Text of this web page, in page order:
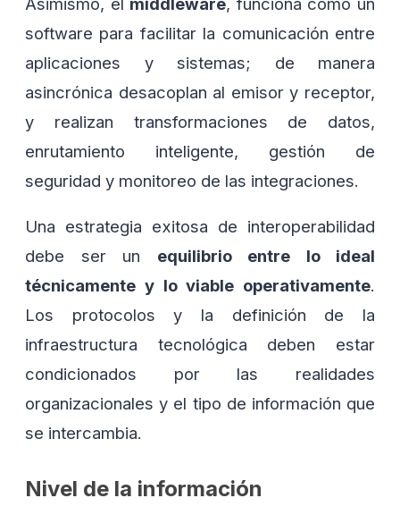
software para facilitar la comunicación entre
aplicaciones y sistemas; de manera
asincrónica desacoplan al emisor y receptor,
y realizan transformaciones de datos,
enrutamiento inteligente, gestión de
seguridad y monitoreo de las integraciones.
Una estrategia exitosa de interoperabilidad
debe ser un equilibrio entre lo ideal
técnicamente y lo viable operativamente.
Los protocolos y la definición de la
infraestructura tecnológica deben estar
condicionados por las realidades
organizacionales y el tipo de información que
se intercambia.
Nivel de la información